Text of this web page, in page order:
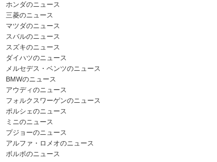
ホンダのニュース
三菱のニュース
マツダのニュース
スバルのニュース
スズキのニュース
ダイハツのニュース
メルセデス・ベンツのニュース
BMWのニュース
アウディのニュース
フォルクスワーゲンのニュース
ポルシェのニュース
ミニのニュース
プジョーのニュース
アルファ・ロメオのニュース
ボルボのニュース